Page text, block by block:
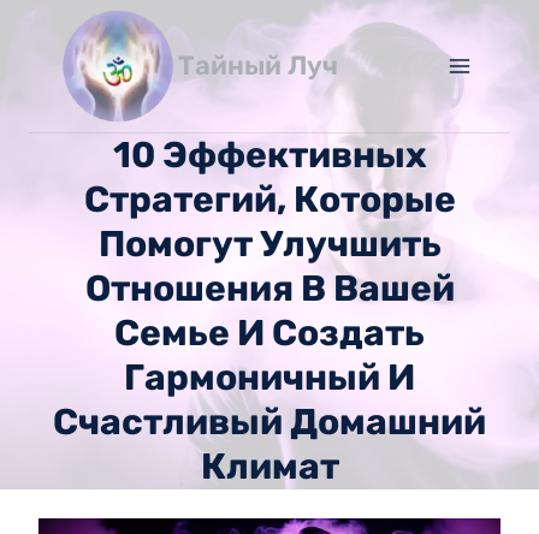
содержимому
Тайный Луч
10 Эффективных
Стратегий, Которые
Помогут Улучшить
Отношения В Вашей
Семье И Создать
Гармоничный И
Счастливый Домашний
Климат